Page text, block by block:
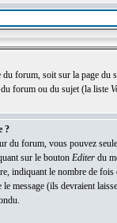
forum, soit sur la page du
forum ou du sujet (la liste
?
du forum, vous pouvez
sur le bouton Editerdu
indiquant le nombre
(ils devraient